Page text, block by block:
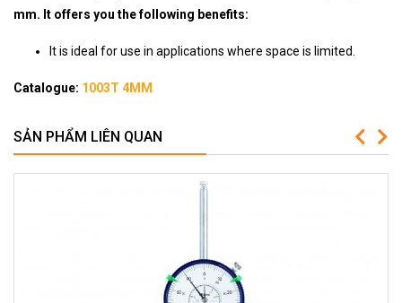
mm. It offers you the following benefits:
It is ideal for use in applications where space is limited.
Catalogue: 1003T 4MM
SẢN PHẨM LIÊN QUAN